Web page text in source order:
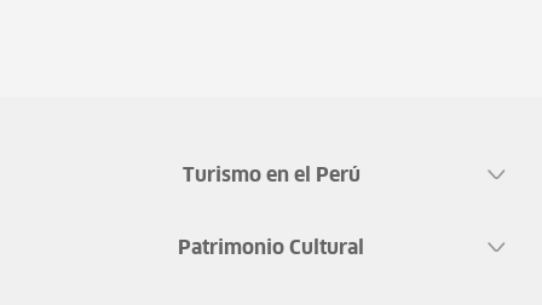
Turismo en el Perú
Patrimonio Cultural